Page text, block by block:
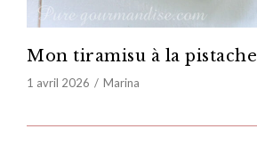
Mon tiramisu à la pistache
1 avril 2026 Marina